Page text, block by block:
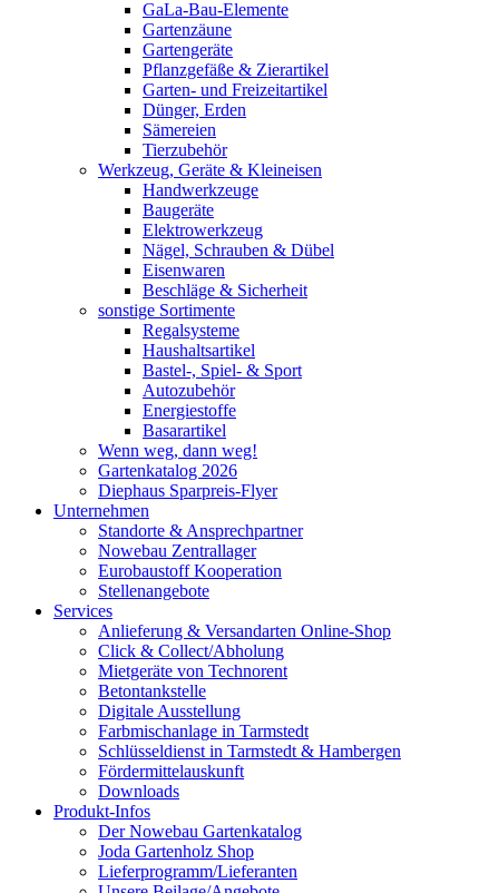
GaLa-Bau-Elemente
Gartenzäune
Gartengeräte
Pflanzgefäße & Zierartikel
Garten- und Freizeitartikel
Dünger, Erden
Sämereien
Tierzubehör
Werkzeug, Geräte & Kleineisen
Handwerkzeuge
Baugeräte
Elektrowerkzeug
Nägel, Schrauben & Dübel
Eisenwaren
Beschläge & Sicherheit
sonstige Sortimente
Regalsysteme
Haushaltsartikel
Bastel-, Spiel- & Sport
Autozubehör
Energiestoffe
Basarartikel
Wenn weg, dann weg!
Gartenkatalog 2026
Diephaus Sparpreis-Flyer
Unternehmen
Standorte & Ansprechpartner
Nowebau Zentrallager
Eurobaustoff Kooperation
Stellenangebote
Services
Anlieferung & Versandarten Online-Shop
Click & Collect/Abholung
Mietgeräte von Technorent
Betontankstelle
Digitale Ausstellung
Farbmischanlage in Tarmstedt
Schlüsseldienst in Tarmstedt & Hambergen
Fördermittelauskunft
Downloads
Produkt-Infos
Der Nowebau Gartenkatalog
Joda Gartenholz Shop
Lieferprogramm/Lieferanten